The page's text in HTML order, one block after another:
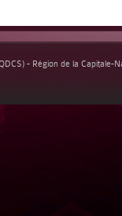
- Région de la Capitale-